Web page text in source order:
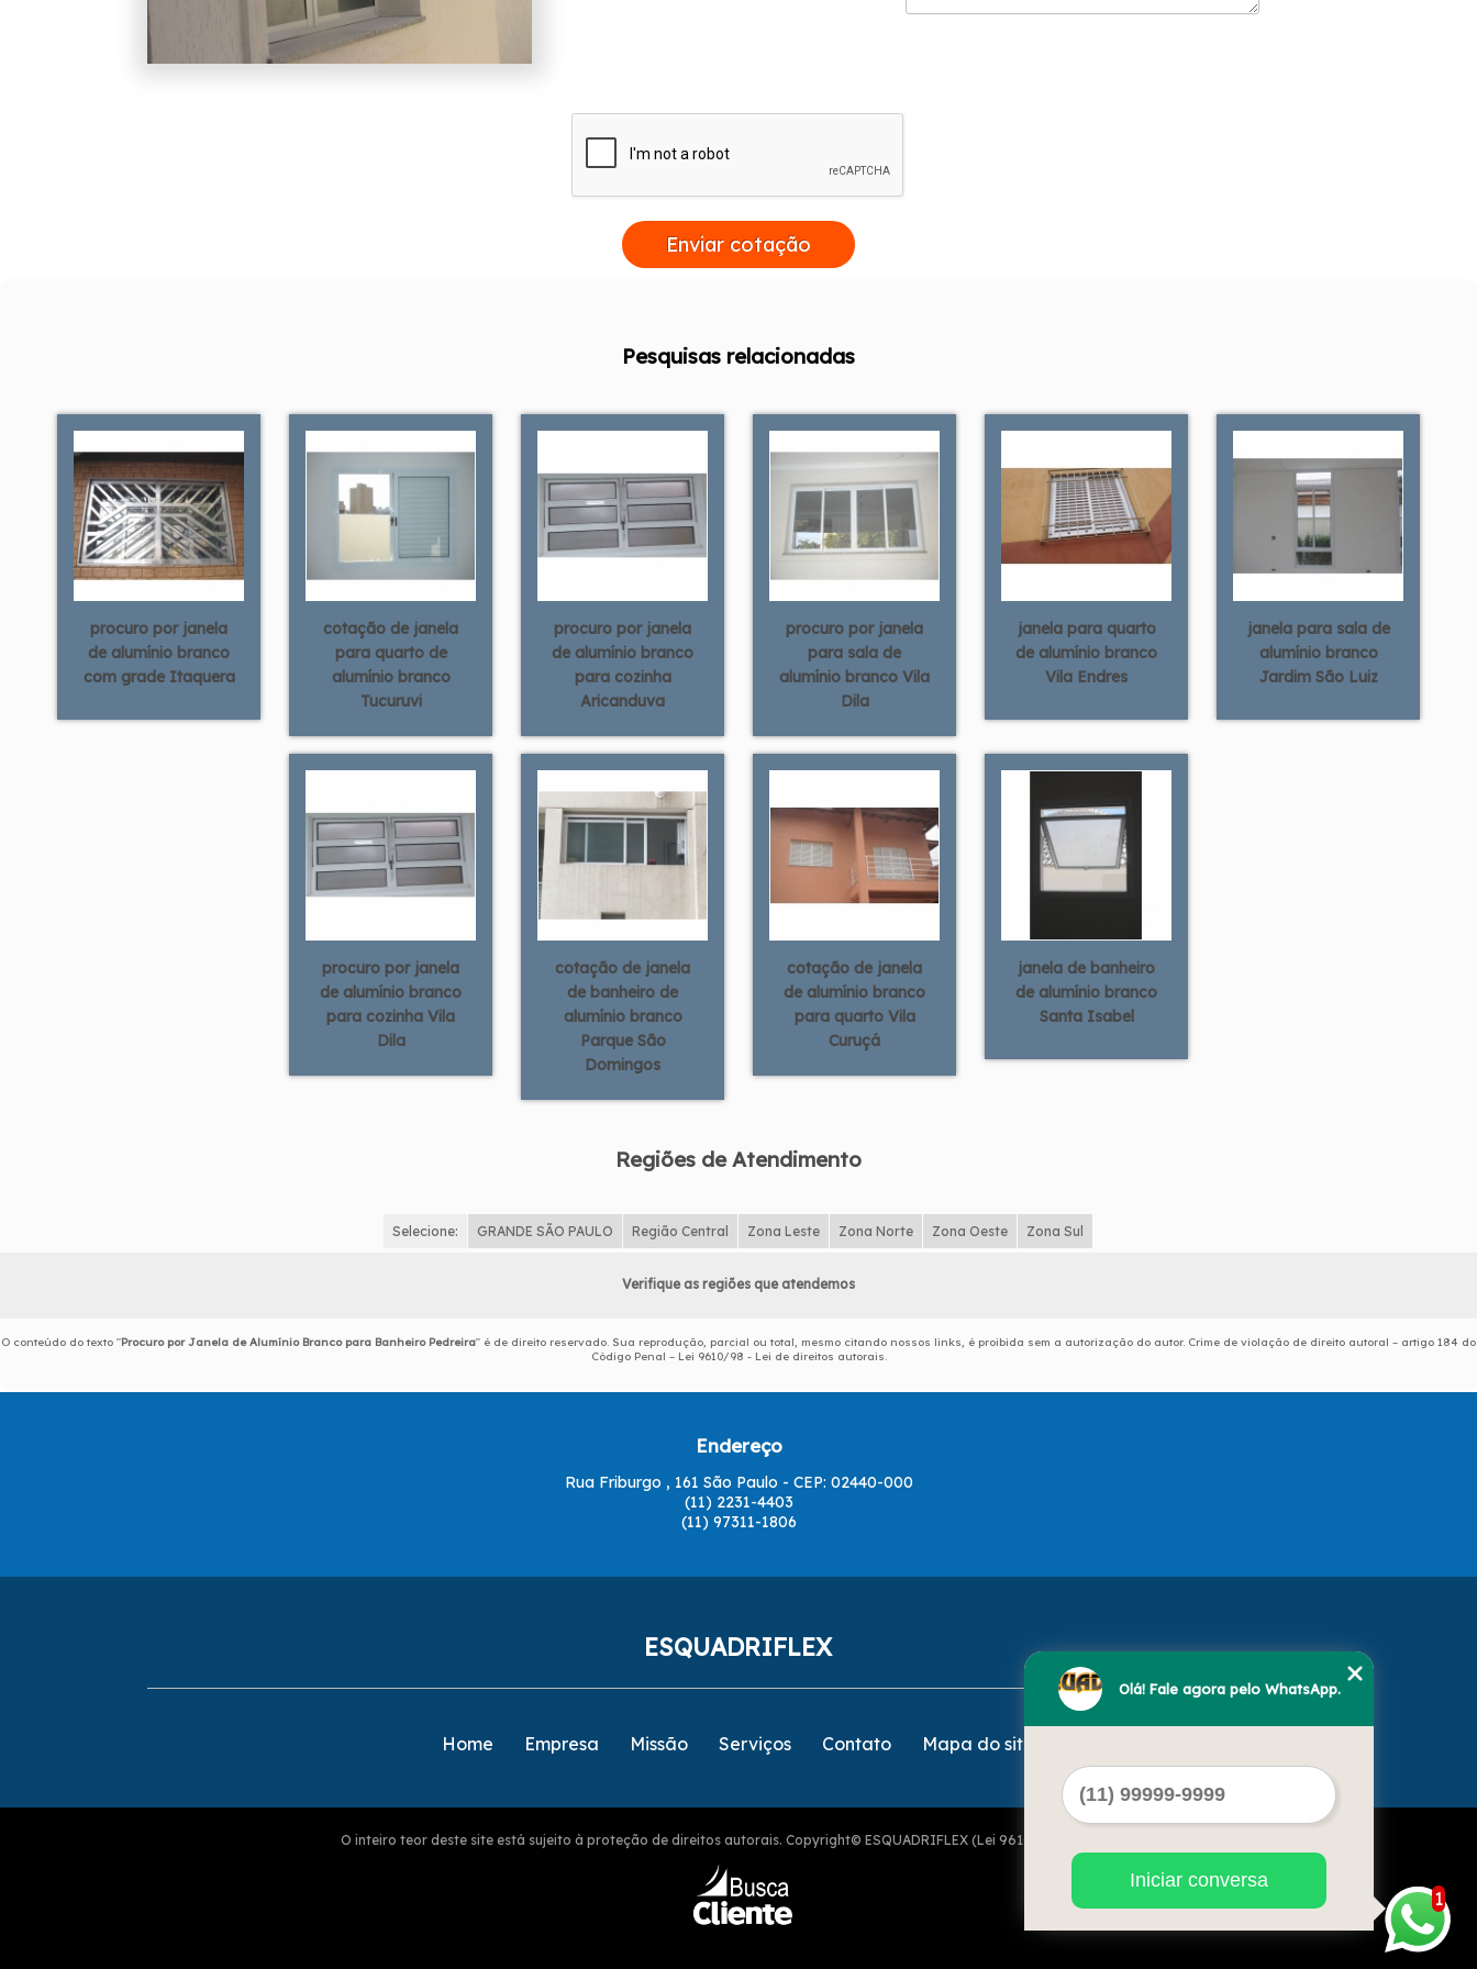
Enviar cotação
Pesquisas relacionadas
procuro por janela
de alumínio branco
com grade Itaquera
cotação de janela
para quarto de
alumínio branco
Tucuruvi
procuro por janela
de alumínio branco
para cozinha
Aricanduva
procuro por janela
para sala de
alumínio branco Vila
Dila
janela para quarto
de alumínio branco
Vila Endres
janela para sala de
alumínio branco
Jardim São Luiz
procuro por janela
de alumínio branco
para cozinha Vila
Dila
cotação de janela
de banheiro de
alumínio branco
Parque São
Domingos
cotação de janela
de alumínio branco
para quarto Vila
Curuçá
janela de banheiro
de alumínio branco
Santa Isabel
Regiões de Atendimento
Selecione: GRANDE SÃO PAULO Região Central Zona Leste Zona Norte Zona Oeste Zona Sul
Verifique as regiões que atendemos
O conteúdo do texto "Procuro por Janela de Alumínio Branco para Banheiro Pedreira" é de direito reservado. Sua reprodução, parcial ou total, mesmo citando nossos links, é proibida sem a autorização do autor. Crime de violação de direito autoral – artigo 184 do
Código Penal – Lei 9610/98 - Lei de direitos autorais.
Endereço
Rua Friburgo , 161 São Paulo - CEP: 02440-000
(11) 2231-4403
(11) 97311-1806
ESQUADRIFLEX
Home Empresa Missão Serviços Contato Mapa do site
O inteiro teor deste site está sujeito à proteção de direitos autorais. Copyright© ESQUADRIFLEX (Lei 9610 de 19/02/1998)
1
Olá! Fale agora pelo WhatsApp.
Iniciar conversa